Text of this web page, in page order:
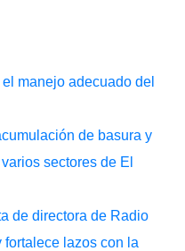
manejo adecuado del
de basura y
sectores de El
de directora de Radio
fortalece lazos con la